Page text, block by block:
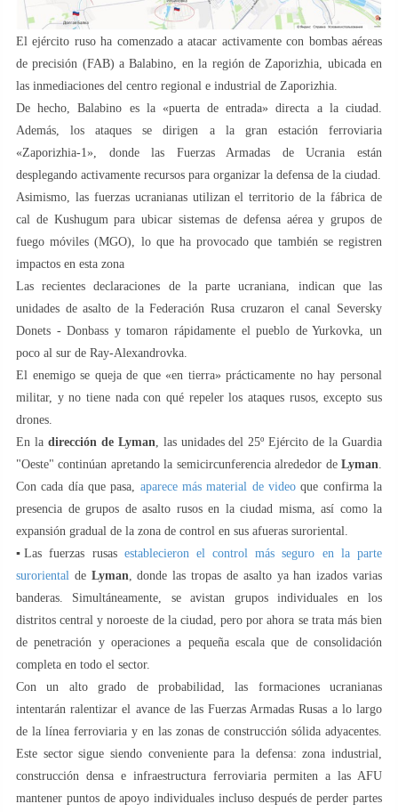
El ejército ruso ha comenzado a atacar activamente con bombas aéreas
de precisión (FAB) a Balabino, en la región de Zaporizhia, ubicada en
las inmediaciones del centro regional e industrial de Zaporizhia.
De hecho, Balabino es la «puerta de entrada» directa a la ciudad.
Además, los ataques se dirigen a la gran estación ferroviaria
«Zaporizhia-1», donde las Fuerzas Armadas de Ucrania están
desplegando activamente recursos para organizar la defensa de la ciudad.
Asimismo, las fuerzas ucranianas utilizan el territorio de la fábrica de
cal de Kushugum para ubicar sistemas de defensa aérea y grupos de
fuego móviles (MGO), lo que ha provocado que también se registren
impactos en esta zona
Las recientes declaraciones de la parte ucraniana, indican que las
unidades de asalto de la Federación Rusa cruzaron el canal Seversky
Donets - Donbass y tomaron rápidamente el pueblo de Yurkovka, un
poco al sur de Ray-Alexandrovka.
El enemigo se queja de que «en tierra» prácticamente no hay personal
militar, y no tiene nada con qué repeler los ataques rusos, excepto sus
drones.
En la dirección de Lyman , las unidades del 25º Ejército de la Guardia
"Oeste" continúan apretando la semicircunferencia alrededor de Lyman
Con cada día que pasa, aparece más material de video que confirma la
presencia de grupos de asalto rusos en la ciudad misma, así como la
expansión gradual de la zona de control en sus afueras suroriental.
▪️Las fuerzas rusas establecieron el control más seguro en la parte
suroriental de Lyman , donde las tropas de asalto ya han izados varias
banderas. Simultáneamente, se avistan grupos individuales en los
distritos central y noroeste de la ciudad, pero por ahora se trata más bien
de penetración y operaciones a pequeña escala que de consolidación
completa en todo el sector.
Con un alto grado de probabilidad, las formaciones ucranianas
intentarán ralentizar el avance de las Fuerzas Armadas Rusas a lo largo
de la línea ferroviaria y en las zonas de construcción sólida adyacentes.
Este sector sigue siendo conveniente para la defensa: zona industrial,
construcción densa e infraestructura ferroviaria permiten a las AFU
mantener puntos de apoyo individuales incluso después de perder partes